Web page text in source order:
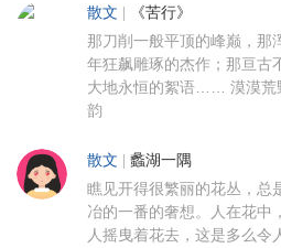
散文 《苦行》
那刀削一般平顶的峰巅，那
年狂飙雕琢的杰作；那亘古
大地永恒的絮语…… 漠漠荒
韵
散文 蠡湖一隅
瞧见开得很繁丽的花丛，总
冶的一番的奢想。人在花中
人摇曳着花去，这是多么令